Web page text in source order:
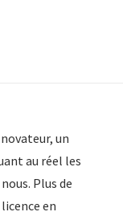
un
au réel les
Plus de
en